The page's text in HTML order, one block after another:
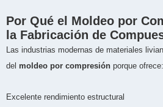
Por Qué el Moldeo por
la Fabricación de
Las industrias modernas de materiales
del moldeo por compresión porque ofrece:
Excelente rendimiento estructural